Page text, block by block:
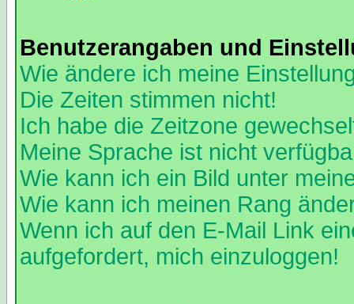
Benutzerangaben und
Wie ändere ich meine
Die Zeiten stimmen nicht!
Ich habe die Zeitzone
Meine Sprache ist nicht
Wie kann ich ein Bild unter
Wie kann ich meinen Rang
Wenn ich auf den E-Mail Link
aufgefordert, mich einzuloggen!